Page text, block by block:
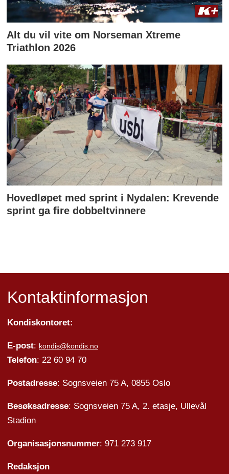
Alt du vil vite om Norseman Xtreme
Triathlon 2026
Hovedløpet med sprint i Nydalen: Krevende
sprint ga fire dobbeltvinnere
Kontaktinformasjon
Kondiskontoret:
E-post: kondis@kondis.no
Telefon: 22 60 94 70
Postadresse: Sognsveien 75 A, 0855 Oslo
Besøksadresse: Sognsveien 75 A, 2. etasje, Ullevål
Stadion
Organisasjonsnummer: 971 273 917
Redaksjon